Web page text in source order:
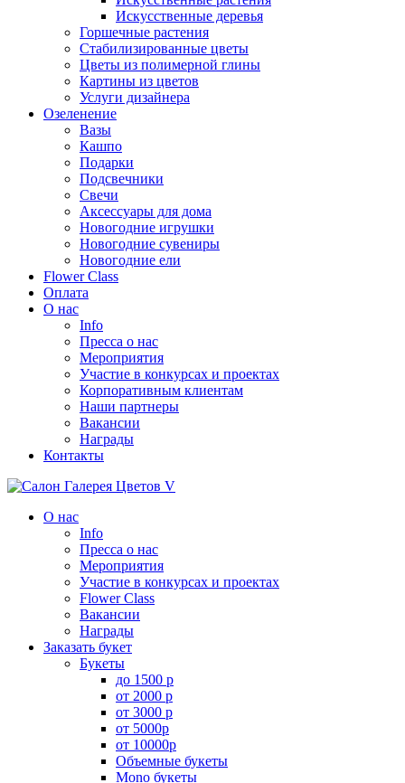
Искусственные деревья
Горшечные растения
Стабилизированные цветы
Цветы из полимерной глины
Картины из цветов
Услуги дизайнера
Озеленение
Вазы
Кашпо
Подарки
Подсвечники
Свечи
Аксессуары для дома
Новогодние игрушки
Новогодние сувениры
Новогодние ели
Flower Class
Оплата
О нас
Info
Пресса о нас
Мероприятия
Участие в конкурсах и проектах
Корпоративным клиентам
Наши партнеры
Вакансии
Награды
Контакты
О нас
Info
Пресса о нас
Мероприятия
Участие в конкурсах и проектах
Flower Class
Вакансии
Награды
Заказать букет
Букеты
до 1500 р
от 2000 р
от 3000 р
от 5000р
от 10000р
Объемные букеты
Mono букеты